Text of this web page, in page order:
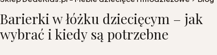
Barierki w łóżku dziecięcym – jak
wybrać i kiedy są potrzebne